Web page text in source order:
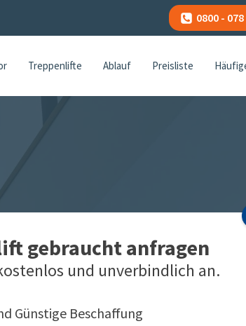
0800 -
Treppenlifte Ablauf Preisliste
gebraucht anfragen
und unverbindlich an.
Günstige Beschaffung